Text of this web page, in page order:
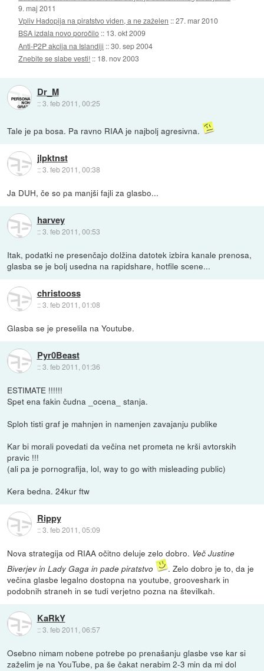
9. maj 2011
Vpliv Hadopija na piratstvo viden, a ne zaželen ::27. mar 2010
BSA izdala novo poročilo :: 13. okt 2009
Anti-P2P akcija na Islandiji ::30. sep 2004
Znebite se slabe vesti! :: 18. nov 2003
Dr_M
::3. feb 2011, 00:25
Tale je pa bosa. Pa ravno RIAA je najbolj agresivna.
jlpktnst
::3. feb 2011, 00:38
Ja DUH, če so pa manjši fajli za glasbo...
harvey
::3. feb 2011, 00:53
Itak, podatki ne presenčajo dolžina datotek izbira kanale prenosa,
glasba se je bolj usedna na rapidshare, hotfile scene...
christooss
::3. feb 2011, 01:08
Glasba se je preselila na Youtube.
Pyr0Beast
::3. feb 2011, 01:36
ESTIMATE !!!!!!
Spet ena fakin čudna _ocena_ stanja.
Sploh tisti graf je mahnjen in namenjen zavajanju publike
Kar bi morali povedati da večina net prometa ne krši avtorskih
pravic !!!
(ali pa je pornografija, lol, way to go with misleading public)
Kera bedna. 24kur ftw
Rippy
::3. feb 2011, 05:09
Nova strategija od RIAA očitno deluje zelo dobro. Več Justine
Biverjev in Lady Gaga in pade piratstvo
. Zelo dobro je to, da je
večina glasbe legalno dostopna na youtube, grooveshark in
podobnih straneh in se tudi verjetno pozna na številkah.
KaRkY
::3. feb 2011, 06:57
Osebno nimam nobene potrebe po prenašanju glasbe vse kar si
zaželim je na YouTube, pa še čakat nerabim 2-3 min da mi dol